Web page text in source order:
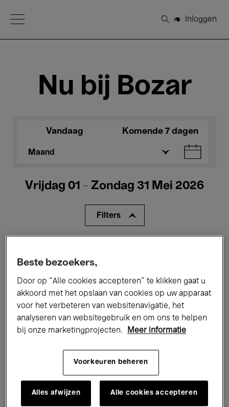
Open Menu
Zoeken
Inloggen
Nu bij Bozar
Vandaag Komende 7 dagen
Maand
Vrijdag 01 - Zondag 31 Mei 2026
Filters
Performances Lezingen & Debatten
Jazz Klassieke Muziek Global Music
Beste bezoekers,
Door op “Alle cookies accepteren” te klikken gaat u
akkoord met het opslaan van cookies op uw apparaat
voor het verbeteren van websitenavigatie, het
analyseren van websitegebruik en om ons te helpen
bij onze marketingprojecten.
Meer informatie
Voorkeuren beheren
Alles afwijzen Alle cookies accepteren